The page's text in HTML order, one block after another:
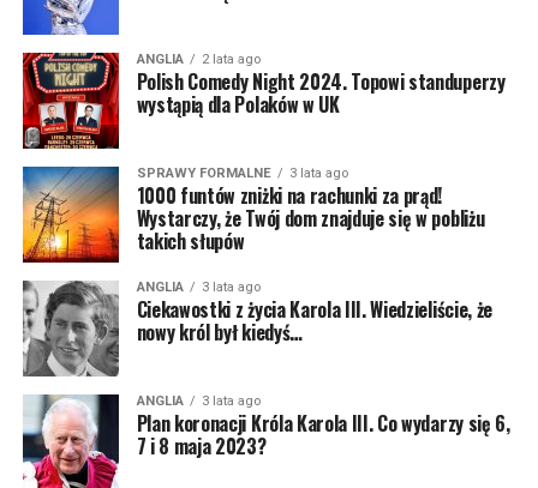
Wprowadzony zostanie bowiem system ETA, czyli
Electronic Travel Authorisation. Będzie to specjalne
pozwolenie na wjazd na teren Wielkiej Brytanii, o które
trzeba będzie aplikować online.
Cały system ma być bardzo uproszczony, a
formalności ze strony aplikującego mają zająć do 5
minut. Na odpowiedź ze strony systemy mamy czekać
Nie dostaniemy jednak żadnego „kwitka”. Pozwolenie
zostanie zapisane w specjalnej bazie, a weryfikacja
nastąpi dopiero podczas przekraczania granicy –
zeskanujecie paszport i jeśli dane z dokumentu
zgadzają się z pozwoleniem online to bramki otworzą
się i dostaniecie się do UK.
ANGLIA 2 lata ago
Polish Comedy Night 2024. Topowi standuperzy
wystąpią dla Polaków w UK
SPRAWY FORMALNE 3 lata ago
1000 funtów zniżki na rachunki za prąd!
Wystarczy, że Twój dom znajduje się w pobliżu
takich słupów
ANGLIA 3 lata ago
Ciekawostki z życia Karola III. Wiedzieliście, że
nowy król był kiedyś…
ANGLIA 3 lata ago
Plan koronacji Króla Karola III. Co wydarzy się 6,
7 i 8 maja 2023?